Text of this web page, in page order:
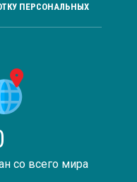
ПЕРСОНАЛЬНЫХ
со всего мира